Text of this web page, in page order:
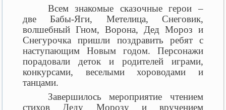
Всем знакомые сказочные герои –
две Бабы-Яги, Метелица, Снеговик,
волшебный Гном, Ворона, Дед Мороз и
Снегурочка пришли поздравить ребят с
наступающим Новым годом. Персонажи
порадовали деток и родителей играми,
конкурсами, веселыми хороводами и
танцами.
Завершилось мероприятие чтением
стихов Деду Морозу и вручением